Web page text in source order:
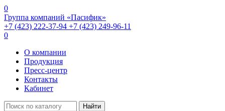
0
Группа компаний «Пасифик»
+7 (423) 222-37-94 +7 (423) 249-96-11
0
О компании
Продукция
Пресс-центр
Контакты
Кабинет
Найти